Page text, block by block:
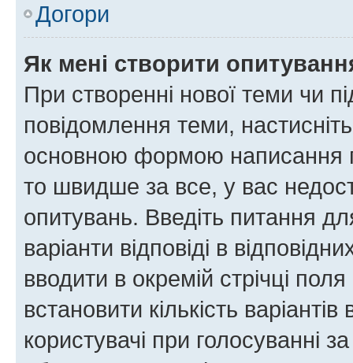
Догори
Як мені створити
При створенні нової теми чи
повідомлення теми,
основною формою написання
то швидше за все, у вас
опитувань. Введіть питання
варіанти відповіді в
вводити в окремій стрічці
встановити кількість
користувачі при голосуванні